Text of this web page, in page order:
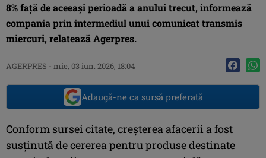
8% faţă de aceeaşi perioadă a anului trecut, informează
compania prin intermediul unui comunicat transmis
miercuri, relatează Agerpres.
AGERPRES - mie, 03 iun. 2026, 18:04
Adaugă-ne ca sursă preferată
Conform sursei citate, creşterea afacerii a fost
susţinută de cererea pentru produse destinate